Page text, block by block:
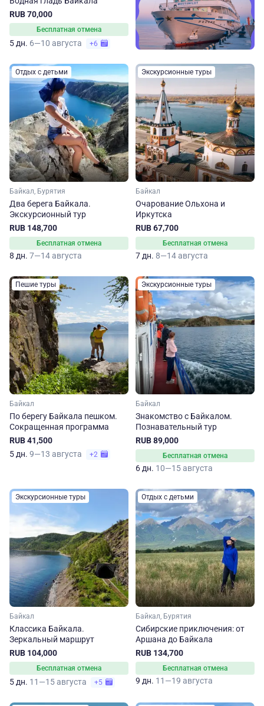
RUB 70,000
Бесплатная отмена
5 дн. 6—10 августа +6
Отдых с детьми
Байкал, Бурятия
Два берега Байкала.
Экскурсионный тур
RUB 148,700
Бесплатная отмена
8 дн. 7—14 августа
Экскурсионные туры
Байкал
Очарование Ольхона и
Иркутска
RUB 67,700
Бесплатная отмена
7 дн. 8—14 августа
Пешие туры
Байкал
По берегу Байкала пешком.
Сокращенная программа
RUB 41,500
5 дн. 9—13 августа +2
Экскурсионные туры
Байкал
Знакомство с Байкалом.
Познавательный тур
RUB 89,000
Бесплатная отмена
6 дн. 10—15 августа
Экскурсионные туры
Байкал
Классика Байкала.
Зеркальный маршрут
RUB 104,000
Бесплатная отмена
5 дн. 11—15 августа +5
Отдых с детьми
Байкал, Бурятия
Сибирские приключения: от
Аршана до Байкала
RUB 134,700
Бесплатная отмена
9 дн. 11—19 августа